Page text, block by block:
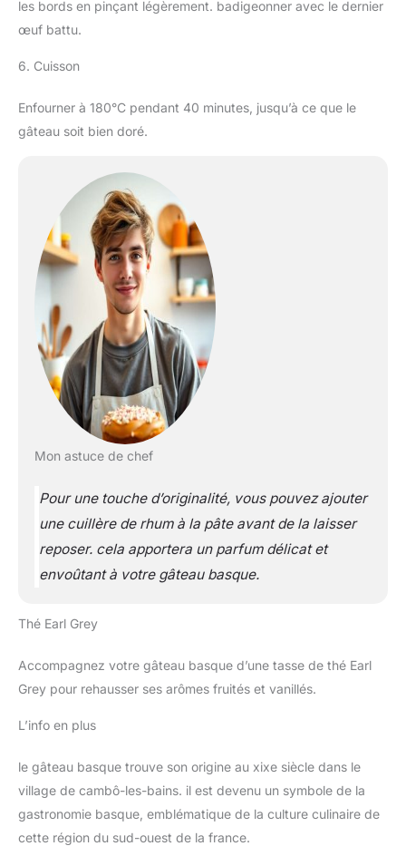
les bords en pinçant légèrement. badigeonner avec le dernier
œuf battu.
6. Cuisson
Enfourner à 180°C pendant 40 minutes, jusqu’à ce que le
gâteau soit bien doré.
Mon astuce de chef
Pour une touche d’originalité, vous pouvez ajouter
une cuillère de rhum à la pâte avant de la laisser
reposer. cela apportera un parfum délicat et
envoûtant à votre gâteau basque.
Thé Earl Grey
Accompagnez votre gâteau basque d’une tasse de thé Earl
Grey pour rehausser ses arômes fruités et vanillés.
L’info en plus
le gâteau basque trouve son origine au xixe siècle dans le
village de cambô-les-bains. il est devenu un symbole de la
gastronomie basque, emblématique de la culture culinaire de
cette région du sud-ouest de la france.